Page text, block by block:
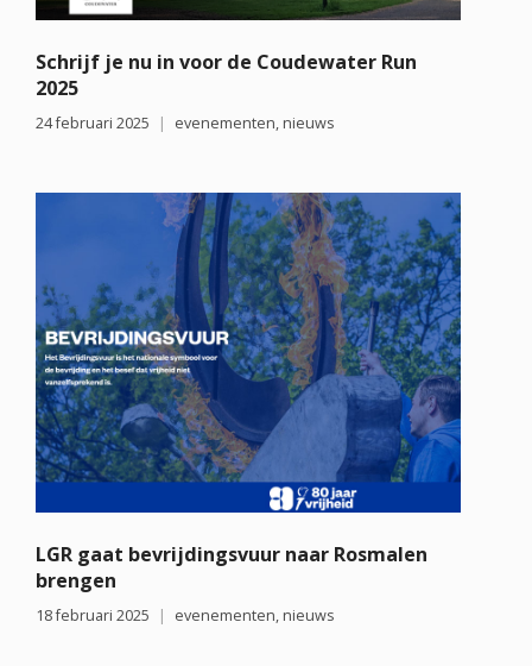
Schrijf je nu in voor de Coudewater Run
2025
24 februari 2025 evenementen, nieuws
LGR gaat bevrijdingsvuur naar Rosmalen
brengen
18 februari 2025 evenementen, nieuws